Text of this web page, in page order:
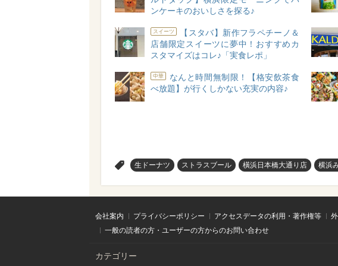
ンケーキのおいしさを探る♪
スイーツ
【スタバ】新作フラペチーノ＆
店舗限定スイーツに夢中！おすすめカ
スタマイズはコレ♪「実食レポ」
中華
なんと時間無制限！【格安飲茶食
べ放題】が行くしかない充実の内容♪
生ドーナツ ストラスブール 橫浜日本橋大通り店 横浜
会社案内 プライバシーポリシー アクセスデータの利用・著作権等
一般の読者の方・ユーザーの方からのお問い合わせ
カテゴリー